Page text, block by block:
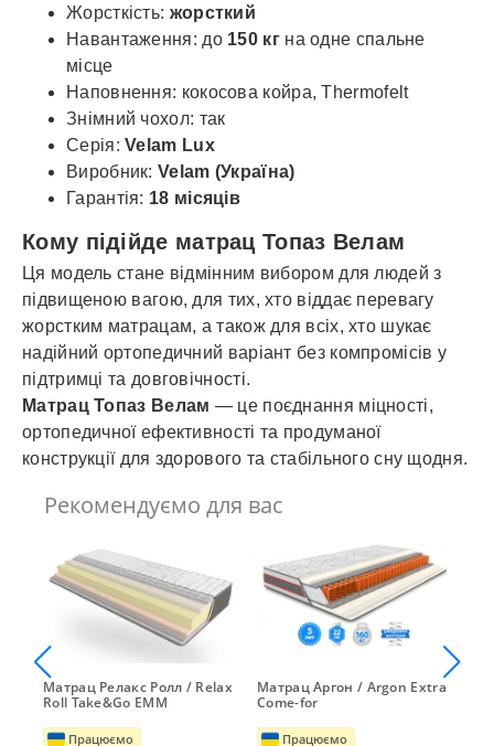
Жорсткість: жорсткий
Навантаження: до 150 кгна одне спальне
місце
Наповнення: кокосова койра, Thermofelt
Знімний чохол: так
Серія:Velam Lux
Виробник: Velam (Україна)
Гарантія: 18 місяців
Кому підійде матрац Топаз Велам
Ця модель стане відмінним вибором для людей з
підвищеною вагою, для тих, хто віддає перевагу
жорстким матрацам, а також для всіх, хто шукає
надійний ортопедичний варіант без компромісів у
підтримці та довговічності.
Матрац Топаз Велам — це поєднання міцності,
ортопедичної ефективності та продуманої
конструкції для здорового та стабільного сну щодня.
Рекомендуємо для вас
Матрац Релакс Ролл / Relax
Roll Take&Go ЕММ
Працюємо
Матрац Аргон / Argon Extra
Come-for
Працюємо